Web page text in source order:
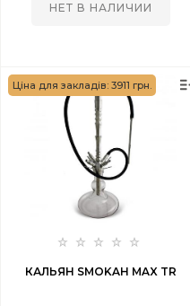
НЕТ В НАЛИЧИИ
Ціна для закладів: 3911 грн.
КАЛЬЯН SMOKAH MAX TR